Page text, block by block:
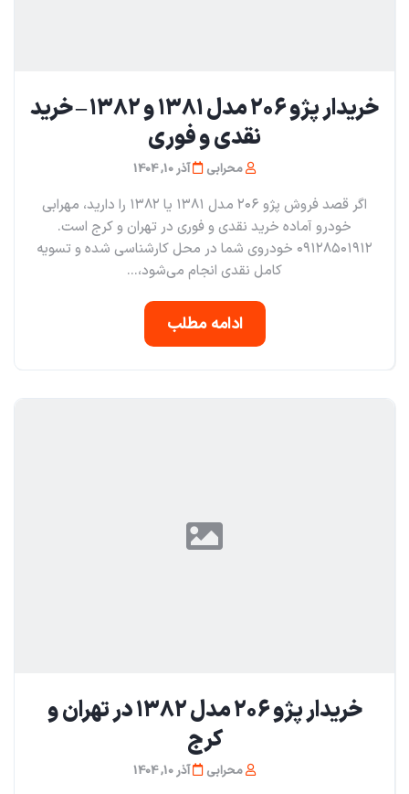
خریدار پژو ۲۰۶ مدل ۱۳۸۱ و ۱۳۸۲ – خرید
نقدی و فوری
محرابی آذر 10, 1404
اگر قصد فروش پژو ۲۰۶ مدل ۱۳۸۱ یا ۱۳۸۲ را دارید، مهرابی
خودرو آماده خرید نقدی و فوری در تهران و کرج است.
۰۹۱۲۸۵۰۱۹۱۲ خودروی شما در محل کارشناسی شده و تسویه
کامل نقدی انجام می‌شود،...
ادامه مطلب
خریدار پژو ۲۰۶ مدل ۱۳۸۲ در تهران و
کرج
محرابی آذر 10, 1404